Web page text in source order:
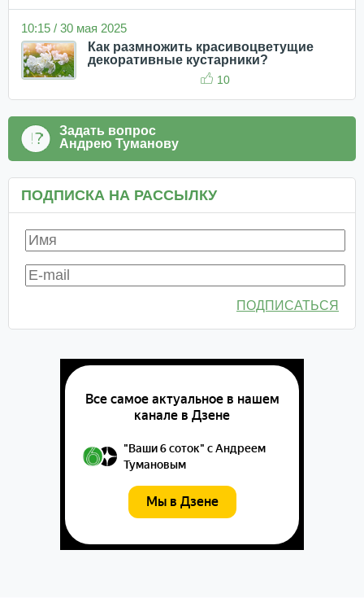
10:15 / 30 мая 2025
Как размножить красивоцветущие
декоративные кустарники?
10
Задать вопрос
Андрею Туманову
ПОДПИСКА НА РАССЫЛКУ
ПОДПИСАТЬСЯ